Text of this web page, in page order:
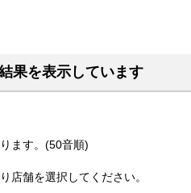
果を表示しています
ます。(50音順)
店舗を選択してください。